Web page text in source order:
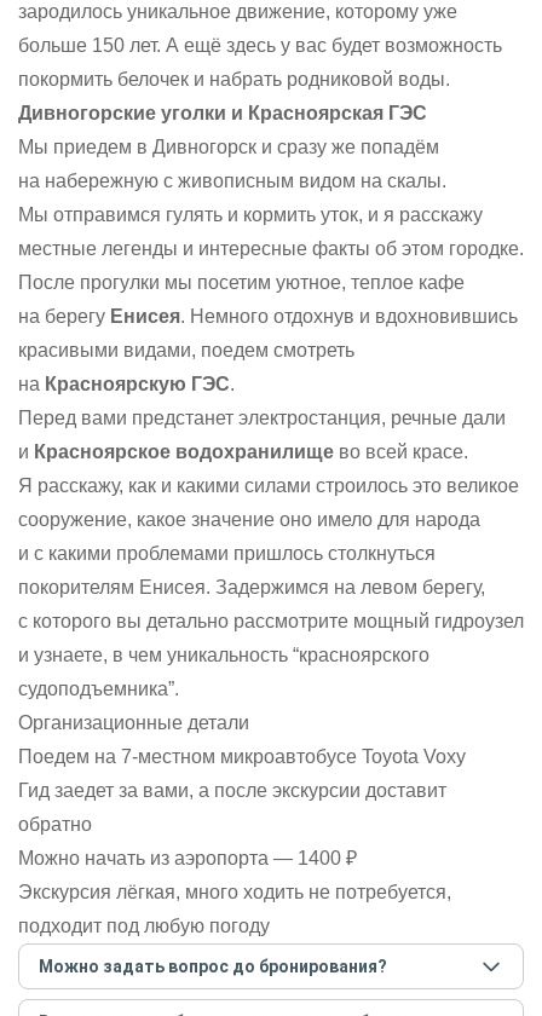
зародилось уникальное движение, которому уже
больше 150 лет. А ещё здесь у вас будет возможность
покормить белочек и набрать родниковой воды.
Дивногорские уголки и Красноярская ГЭС
Мы приедем в Дивногорск и сразу же попадём
на набережную с живописным видом на скалы.
Мы отправимся гулять и кормить уток, и я расскажу
местные легенды и интересные факты об этом городке.
После прогулки мы посетим уютное, теплое кафе
на берегу Енисея. Немного отдохнув и вдохновившись
красивыми видами, поедем смотреть
на Красноярскую ГЭС.
Перед вами предстанет электростанция, речные дали
и Красноярское водохранилище во всей красе.
Я расскажу, как и какими силами строилось это великое
сооружение, какое значение оно имело для народа
и с какими проблемами пришлось столкнуться
покорителям Енисея. Задержимся на левом берегу,
с которого вы детально рассмотрите мощный гидроузел
и узнаете, в чем уникальность “красноярского
судоподъемника”.
Организационные детали
Поедем на 7-местном микроавтобусе Toyota Voxy
Гид заедет за вами, а после экскурсии доставит
обратно
Можно начать из аэропорта — 1400 ₽
Экскурсия лёгкая, много ходить не потребуется,
подходит под любую погоду
Можно задать вопрос до бронирования?
Достаточно перейти по ссылке «Задать вопрос» и